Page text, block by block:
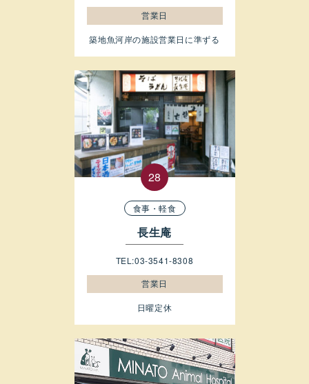
営業日
築地魚河岸の施設営業日に準ずる
食事・軽食
長生庵
TEL:03-3541-8308
営業日
日曜定休